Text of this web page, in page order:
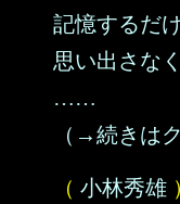
記憶するだ
思い出さな
……
（→続きは
（ 小林秀雄